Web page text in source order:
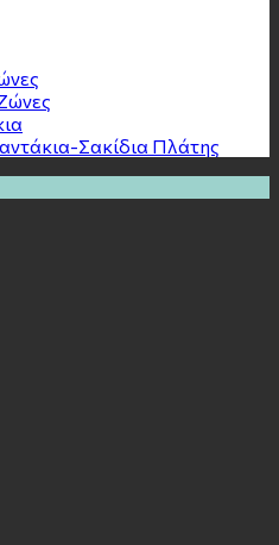
Σακίδια Πλάτης